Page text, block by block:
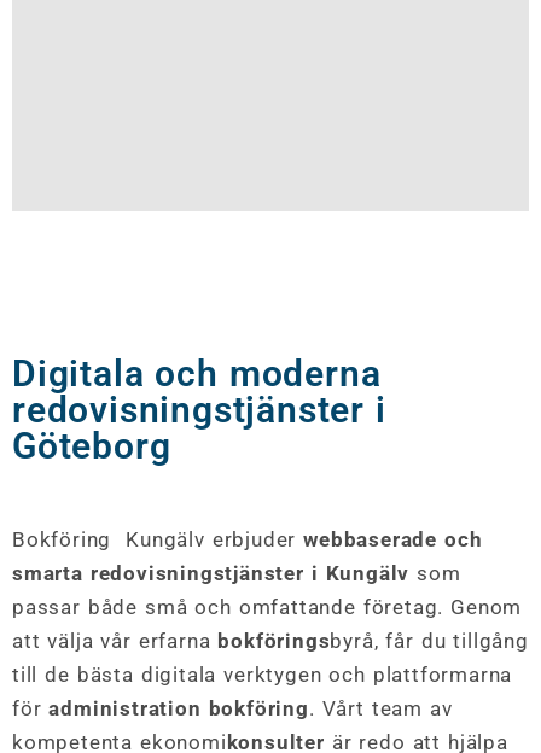
Digitala och moderna
redovisningstjänster i
Göteborg
Bokföring Kungälv erbjuderwebbaserade och
smarta redovisningstjänster i Kungälv som
passar både små och omfattande företag. Genom
att välja vår erfarna bokföringsbyrå, får du tillgång
till de bästa digitala verktygen och plattformarna
föradministration bokföring. Vårt team av
kompetenta ekonomi konsulter är redo att hjälpa